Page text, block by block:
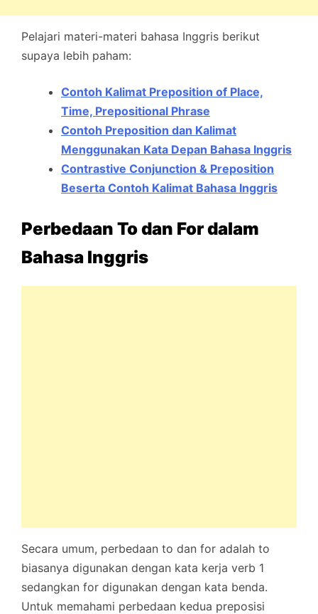
Pelajari materi-materi bahasa Inggris berikut
supaya lebih paham:
Contoh Kalimat Preposition of Place,
Time, Prepositional Phrase
Contoh Preposition dan Kalimat
Menggunakan Kata Depan Bahasa Inggris
Contrastive Conjunction & Preposition
Beserta Contoh Kalimat Bahasa Inggris
Perbedaan To dan For dalam
Bahasa Inggris
Secara umum, perbedaan to dan for adalah to
biasanya digunakan dengan kata kerja verb 1
sedangkan for digunakan dengan kata benda.
Untuk memahami perbedaan kedua preposisi